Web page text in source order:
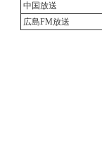
中国放送
広島FM放送